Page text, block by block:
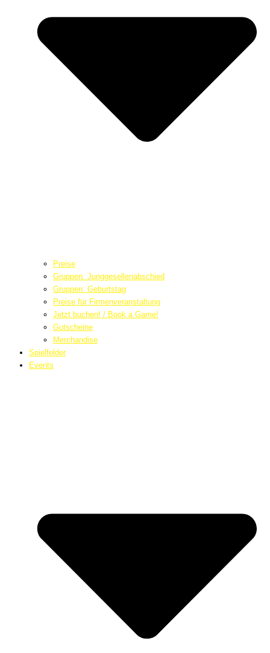
Preise
Gruppen: Junggesellenabschied
Gruppen: Geburtstag
Preise für Firmenveranstaltung
Jetzt buchen! / Book a Game!
Gutscheine
Merchandise
Spielfelder
Events